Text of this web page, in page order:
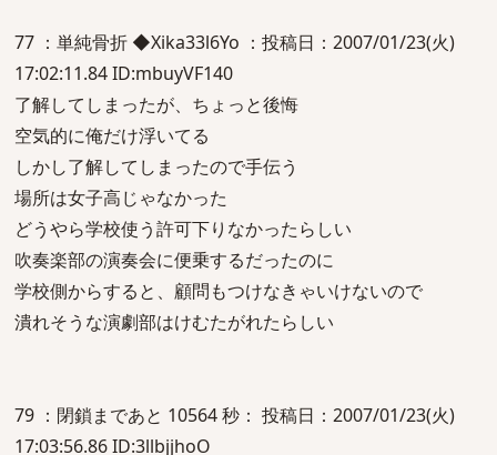
77 ：単純骨折 ◆Xika33l6Yo ：投稿日：2007/01/23(火)
17:02:11.84 ID:mbuyVF140
了解してしまったが、ちょっと後悔
空気的に俺だけ浮いてる
しかし了解してしまったので手伝う
場所は女子高じゃなかった
どうやら学校使う許可下りなかったらしい
吹奏楽部の演奏会に便乗するだったのに
学校側からすると、顧問もつけなきゃいけないので
潰れそうな演劇部はけむたがれたらしい
79 ：閉鎖まであと 10564 秒： 投稿日：2007/01/23(火)
17:03:56.86 ID:3llbjjhoO